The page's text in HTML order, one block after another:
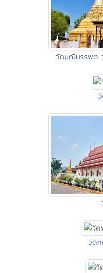
วัดมณีบรรพต
วัด